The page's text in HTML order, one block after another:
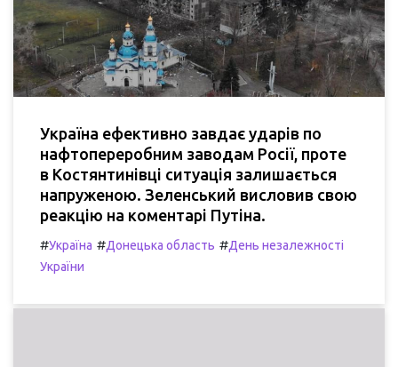
Україна ефективно завдає ударів по
нафтопереробним заводам Росії, проте
в Костянтинівці ситуація залишається
напруженою. Зеленський висловив свою
реакцію на коментарі Путіна.
#Україна #Донецька область #День незалежності
України